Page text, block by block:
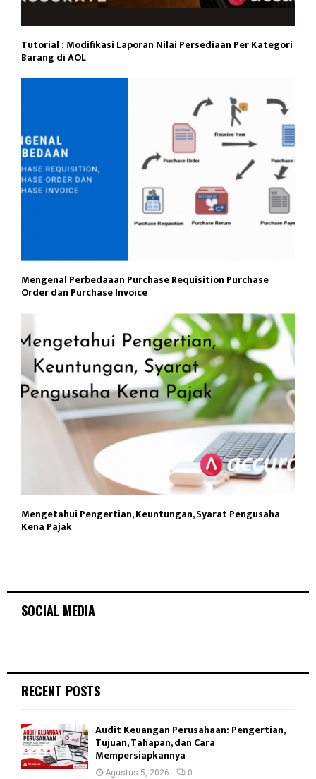
Tutorial : Modifikasi Laporan Nilai Persediaan Per Kategori
Barang di AOL
Mengenal Perbedaaan Purchase Requisition Purchase
Order dan Purchase Invoice
Mengetahui Pengertian, Keuntungan, Syarat Pengusaha
Kena Pajak
SOCIAL MEDIA
RECENT POSTS
Audit Keuangan Perusahaan: Pengertian,
Tujuan, Tahapan, dan Cara
Mempersiapkannya
Agustus 5, 2026 0